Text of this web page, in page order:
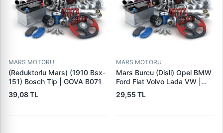
MARS MOTORU
(Reduktorlu Mars) (1910 Bsx-
151) Bosch Tip | GOVA B071
39,08 TL
MARS MOTORU
Mars Burcu (Disli) Opel BMW
Ford Fiat Volvo Lada VW |
GOVA B090
29,55 TL